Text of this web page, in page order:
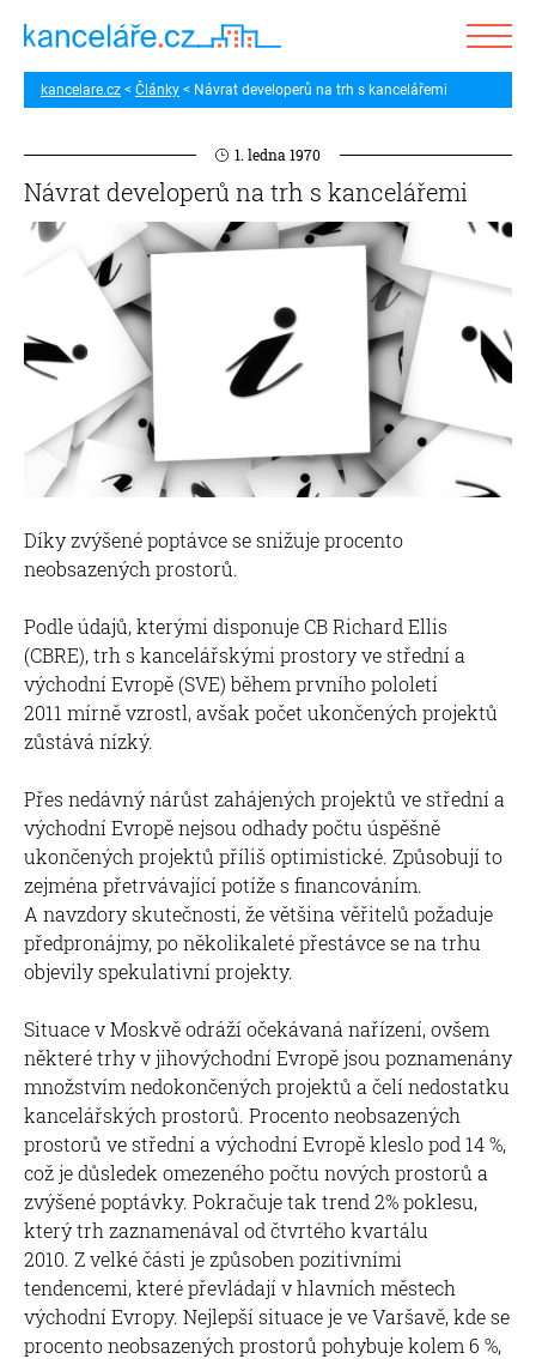
kancelare.cz Články Návrat developerů na trh s kancelářemi
1. ledna 1970
Návrat developerů na trh s kancelářemi
Díky zvýšené poptávce se snižuje procento
neobsazených prostorů.
Podle údajů, kterými disponuje CB Richard Ellis
(CBRE), trh s kancelářskými prostory ve střední a
východní Evropě (SVE) během prvního pololetí
2011 mírně vzrostl, avšak počet ukončených projektů
zůstává nízký.
Přes nedávný nárůst zahájených projektů ve střední a
východní Evropě nejsou odhady počtu úspěšně
ukončených projektů příliš optimistické. Způsobují to
zejména přetrvávající potíže s financováním.
A navzdory skutečnosti, že většina věřitelů požaduje
předpronájmy, po několikaleté přestávce se na trhu
objevily spekulativní projekty.
Situace v Moskvě odráží očekávaná nařízení, ovšem
některé trhy v jihovýchodní Evropě jsou poznamenány
množstvím nedokončených projektů a čelí nedostatku
kancelářských prostorů. Procento neobsazených
prostorů ve střední a východní Evropě kleslo pod 14 %,
což je důsledek omezeného počtu nových prostorů a
zvýšené poptávky. Pokračuje tak trend 2% poklesu,
který trh zaznamenával od čtvrtého kvartálu
2010. Z velké části je způsoben pozitivními
tendencemi, které převládají v hlavních městech
východní Evropy. Nejlepší situace je ve Varšavě, kde se
procento neobsazených prostorů pohybuje kolem 6 %,